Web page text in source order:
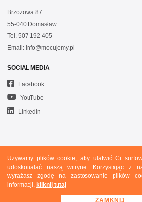
Brzozowa 87
55-040 Domasław
Tel. 507 192 405
Email: info@mocujemy.pl
SOCIAL MEDIA
Facebook
YouTube
Linkedin
Copyright © 2020 Mocujemy.pl. All rights reserved.
Polityka prywatności
RODO
Używamy plików cookie, aby ułatwić Ci
udoskonalać naszą witrynę. Korzystając z
wyrażasz zgodę na zastosowanie plików
informacji, kliknij tutaj
ZAMKNIJ